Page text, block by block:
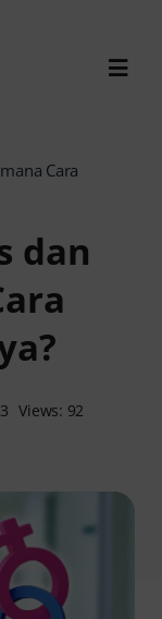
Cara
dan
Views: 92